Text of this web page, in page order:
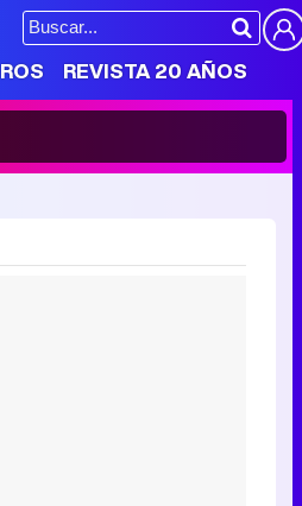
REVISTA 20 AÑOS